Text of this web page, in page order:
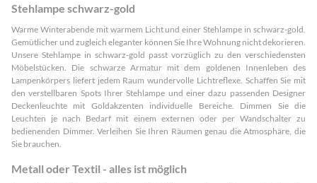
Stehlampe schwarz-gold
Warme Winterabende mit warmem Licht und einer Stehlampe in schwarz-gold.
Gemütlicher und zugleich eleganter können Sie Ihre Wohnung nicht dekorieren.
Unsere Stehlampe in schwarz-gold passt vorzüglich zu den verschiedensten
Möbelstücken. Die schwarze Armatur mit dem goldenen Innenleben des
Lampenkörpers liefert jedem Raum wundervolle Lichtreflexe. Schaffen Sie mit
den verstellbaren Spots Ihrer Stehlampe und einer dazu passenden Designer
Deckenleuchte mit Goldakzenten individuelle Bereiche. Dimmen Sie die
Leuchten je nach Bedarf mit einem externen oder per Wandschalter zu
bedienenden Dimmer. Verleihen Sie Ihren Räumen genau die Atmosphäre, die
Sie brauchen.
Metall oder Textil - alles ist möglich